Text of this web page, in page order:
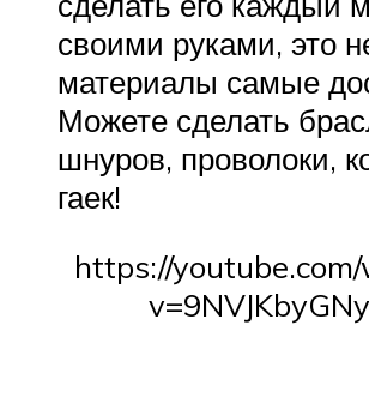
своими руками, это
материалы самые
Можете сделать
шнуров, проволоки,
гаек!
https://